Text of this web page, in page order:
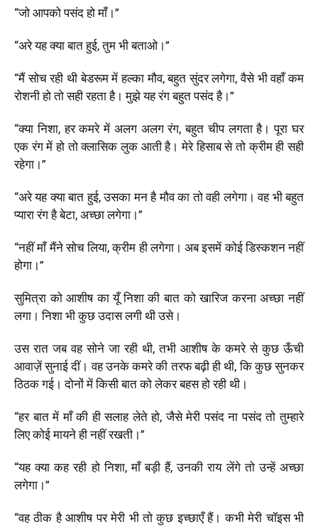
“जो आपको पसंद हो माँ।”
“अरे यह क्या बात हुई, तुम भी बताओ।”
“मैं सोच रही थी बेडरूम में हल्का मौव, बहुत सुंदर लगेगा, वैसे भी वहाँ कम
रोशनी हो तो सही रहता है। मुझे यह रंग बहुत पसंद है।”
“क्या निशा, हर कमरे में अलग अलग रंग, बहुत चीप लगता है। पूरा घर
एक रंग में हो तो क्लासिक लुक आती है। मेरे हिसाब से तो क्रीम ही सही
रहेगा।”
“अरे यह क्या बात हुई, उसका मन है मौव का तो वही लगेगा। वह भी बहुत
प्यारा रंग है बेटा, अच्छा लगेगा।”
“नहीं माँ मैंने सोच लिया, क्रीम ही लगेगा। अब इसमें कोई डिस्कशन नहीं
होगा।”
सुमित्रा को आशीष का यूँ निशा की बात को खारिज करना अच्छा नहीं
लगा। निशा भी कुछ उदास लगी थी उसे।
उस रात जब वह सोने जा रही थी, तभी आशीष के कमरे से कुछ ऊँची
आवाज़ें सुनाई दीं। वह उनके कमरे की तरफ बढ़ी ही थी,कि कुछ सुनकर
ठिठक गई। दोनों में किसी बात को लेकर बहस हो रही थी।
“हर बात में माँ की ही सलाह लेते हो,जैसे मेरी पसंद ना पसंद तो तुम्हारे
लिए कोई मायने ही नहीं रखती।”
“यह क्या कह रही हो निशा,माँ बड़ी हैं,उनकी राय लेंगे तो उन्हें अच्छा
लगेगा।”
“वह ठीक है आशीष पर मेरी भी तो कुछ इच्छाएँ हैं। कभी मेरी चॉइस भी